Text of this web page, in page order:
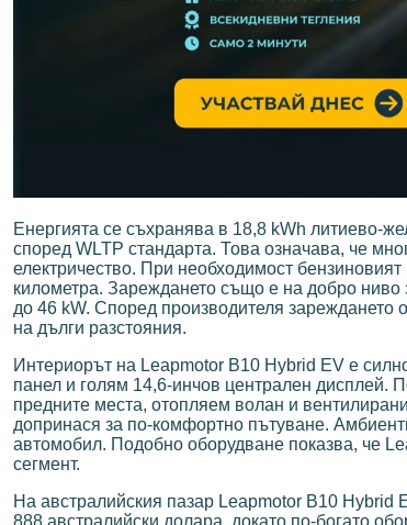
Енергията се съхранява в 18,8 kWh литиево-
според WLTP стандарта. Това означава, че
електричество. При необходимост
километра. Зареждането също е на добро
до 46 kW. Според производителя зареждането
на дълги разстояния.
Интериорът на Leapmotor B10 Hybrid EV е
панел и голям 14,6-инчов централен дисплей.
предните места, отопляем волан и
допринася за по-комфортно пътуване.
автомобил. Подобно оборудване показва, че
сегмент.
На австралийския пазар Leapmotor B10 Hybrid
888 австралийски долара, докато по-богато